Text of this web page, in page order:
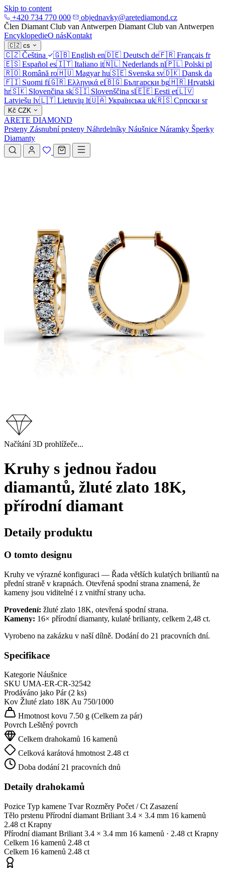
Skip to content
+420 734 770 000
objednavky@aretediamond.cz
Člen Diamant Club van Antwerpen Diamant Club van Antwerpen
EncyklopedieO násKontakt
🇨🇿 cs
🇨🇿 Čeština 🇬🇧 English en🇩🇪 Deutsch de🇫🇷 Français fr
🇪🇸 Español es🇮🇹 Italiano it🇳🇱 Nederlands nl🇵🇱 Polski pl
🇷🇴 Română ro🇭🇺 Magyar hu🇸🇪 Svenska sv🇩🇰 Dansk da
🇫🇮 Suomi fi🇬🇷 Ελληνικά el🇧🇬 Български bg🇭🇷 Hrvatski
hr🇸🇰 Slovenčina sk🇸🇮 Slovenščina sl🇪🇪 Eesti et🇱🇻
Latviešu lv🇱🇹 Lietuvių lt🇺🇦 Українська uk🇷🇸 Српски sr
Kč CZK
ARETE DIAMOND
Prsteny Zásnubní prsteny Náhrdelníky Náušnice Náramky Šperky
Diamanty
Načítání 3D prohlížeče...
Kruhy s jednou řadou
diamantů, žluté zlato 18K,
přírodní diamant
Detaily produktu
O tomto designu
Kruhy ve výrazné konfiguraci — Řada větších kulatých briliantů na
přední straně v krapnách. Otevřená spodní strana znamená, že
kameny jsou viditelné i z vnitřní strany ucha.
Provedení: žluté zlato 18K, otevřená spodní strana.
Kameny: 16× přírodní diamanty, kulaté brilianty, celkem 2,48 ct.
Vyrobeno na zakázku v naší dílně. Dodání do 21 pracovních dní.
Specifikace
Kategorie Náušnice
SKU UMA-ER-CR-32542
Prodáváno jako Pár (2 ks)
Kov Žluté zlato 18KAu 750/1000
Hmotnost kovu 7.50 g (Celkem za pár)
Povrch Leštěný povrch
Celkem drahokamů 16 kamenů
Celková karátová hmotnost 2.48 ct
Doba dodání 21 pracovních dnů
Detaily drahokamů
Pozice Typ kamene Tvar Rozměry Počet / Ct Zasazení
Tělo prstenu Přírodní diamant Briliant 3.4 × 3.4 mm 16 kamenů
2.48 ct Krapny
Přírodní diamant Briliant 3.4 × 3.4 mm 16 kamenů · 2.48 ct Krapny
Celkem 16 kamenů 2.48 ct
Celkem 16 kamenů 2.48 ct